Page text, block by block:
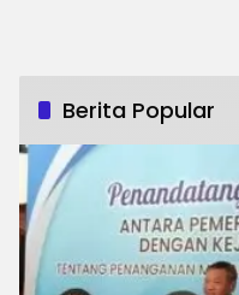
Berita Popular